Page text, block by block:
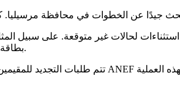
إضافية قدرها 180 يورو. لكن، قد تكون هناك استثناءات
سنوات إذا رأت السلطات أن ذلك مناسب، وفقًا للقانون المعمول به.
تتم طلبات التجديد